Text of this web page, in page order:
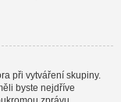
při vytváření skupiny.
byste nejdříve